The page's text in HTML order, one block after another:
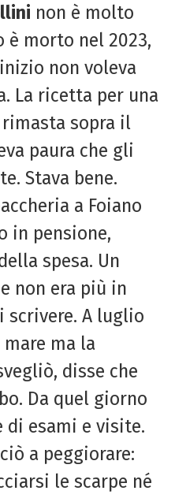
non è molto
è morto nel 2023,
non voleva
La ricetta per una
sopra il
paura che gli
Stava bene.
a Foiano
in pensione,
spesa. Un
non era più in
scrivere. A luglio
ma la
disse che
Da quel giorno
di esami e visite.
a peggiorare:
le scarpe né